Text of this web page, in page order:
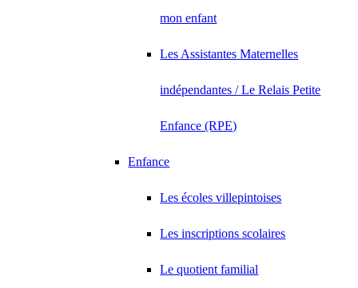
mon enfant
Les Assistantes Maternelles
indépendantes / Le Relais Petite
Enfance (RPE)
Enfance
Les écoles villepintoises
Les inscriptions scolaires
Le quotient familial